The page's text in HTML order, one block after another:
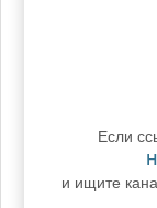
Если
и ищите